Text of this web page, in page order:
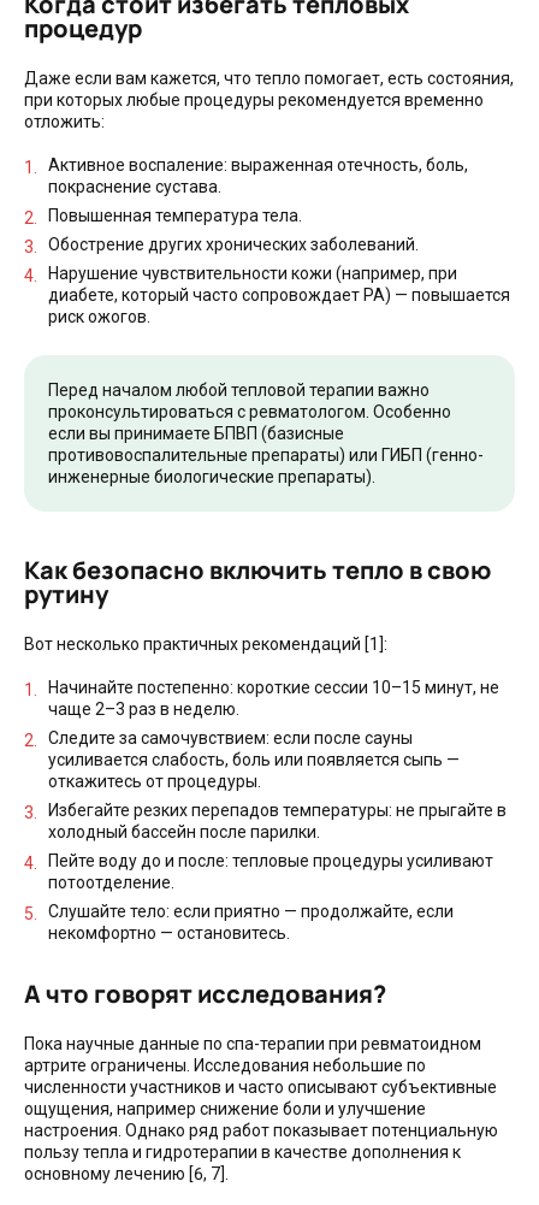
процедур
Даже если вам кажется, что тепло помогает, есть состояния,
при которых любые процедуры рекомендуется временно
отложить:
Активное воспаление: выраженная отечность, боль,
покраснение сустава.
Повышенная температура тела.
Обострение других хронических заболеваний.
Нарушение чувствительности кожи (например, при
диабете, который часто сопровождает РА) — повышается
риск ожогов.
Перед началом любой тепловой терапии важно
проконсультироваться с ревматологом. Особенно
если вы принимаете БПВП (базисные
противовоспалительные препараты) или ГИБП (генно-
инженерные биологические препараты).
Как безопасно включить тепло в свою
рутину
Вот несколько практичных рекомендаций [1]:
Начинайте постепенно: короткие сессии 10–15 минут, не
чаще 2–3 раз в неделю.
Следите за самочувствием: если после сауны
усиливается слабость, боль или появляется сыпь —
откажитесь от процедуры.
Избегайте резких перепадов температуры: не прыгайте в
холодный бассейн после парилки.
Пейте воду до и после: тепловые процедуры усиливают
потоотделение.
Слушайте тело: если приятно — продолжайте, если
некомфортно — остановитесь.
А что говорят исследования?
Пока научные данные по спа-терапии при ревматоидном
артрите ограничены. Исследования небольшие по
численности участников и часто описывают субъективные
ощущения, например снижение боли и улучшение
настроения. Однако ряд работ показывает потенциальную
пользу тепла и гидротерапии в качестве дополнения к
основному лечению [6, 7].